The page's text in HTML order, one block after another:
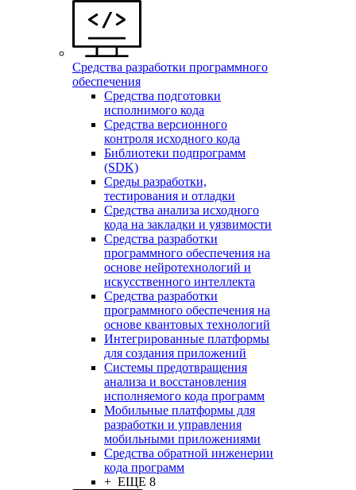
Средства разработки программного
обеспечения
Средства подготовки
исполнимого кода
Средства версионного
контроля исходного кода
Библиотеки подпрограмм
(SDK)
Среды разработки,
тестирования и отладки
Средства анализа исходного
кода на закладки и уязвимости
Средства разработки
программного обеспечения на
основе нейротехнологий и
искусственного интеллекта
Средства разработки
программного обеспечения на
основе квантовых технологий
Интегрированные платформы
для создания приложений
Системы предотвращения
анализа и восстановления
исполняемого кода программ
Мобильные платформы для
разработки и управления
мобильными приложениями
Средства обратной инженерии
кода программ
+ ЕЩЕ 8